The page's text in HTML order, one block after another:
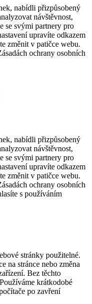
nabídli přizpůsobený
návštěvnost,
se svými partnery pro
upravíte odkazem
změnit v patičce webu.
ochrany osobních
nabídli přizpůsobený
návštěvnost,
se svými partnery pro
upravíte odkazem
změnit v patičce webu.
ochrany osobních
s používáním
stránky použitelné.
na stránce nebo změna
Bez těchto
krátkodobé
po zavření